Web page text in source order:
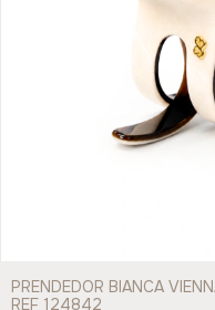
PRENDEDOR BIANCA
REF 124842